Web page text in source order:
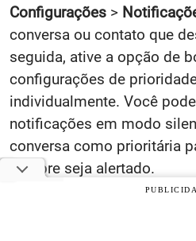
Configurações >
conversa ou contato que
seguida, ative a opção de
configurações de
individualmente. Você
notificações em modo
conversa como prioritária
sempre seja alertado.